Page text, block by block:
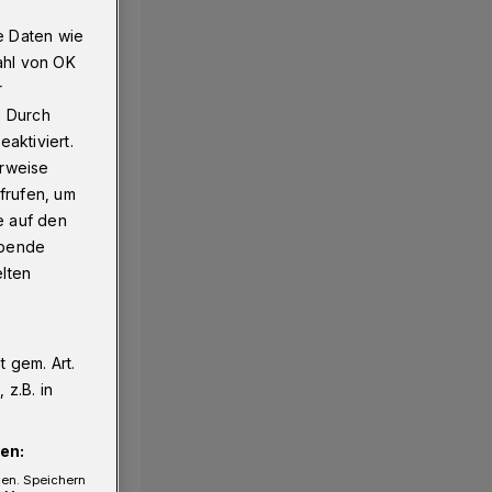
Daten wie
von OK
Durch
um
auf den
gem. Art.
z.B. in
Speichern